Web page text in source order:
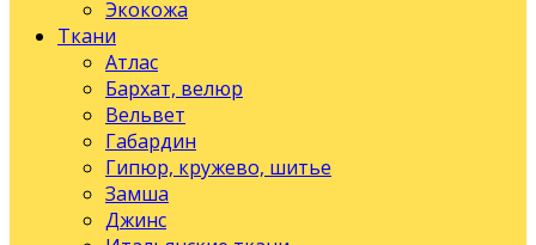
Экокожа
Ткани
Атлас
Бархат, велюр
Вельвет
Габардин
Гипюр, кружево, шитье
Замша
Джинс